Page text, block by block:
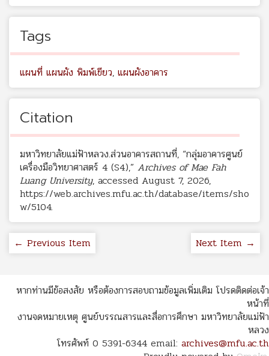
Tags
แผนที่ แผนผัง พิมพ์เขียว, แผนผังอาคาร
Citation
มหาวิทยาลัยแม่ฟ้าหลวง.ส่วนอาคารสถานที่, “กลุ่มอาคารศูนย์
เครื่องมือวิทยาศาสตร์ 4 (S4),” Archives of Mae Fah
Luang University, accessed August 7, 2026,
https://web.archives.mfu.ac.th/database/items/sho
w/5104.
← Previous Item Next Item →
หากท่านมีข้อสงสัย หรือต้องการสอบถามข้อมูลเพิ่มเติม โปรดติดต่อเจ้า
หน้าที่
งานจดหมายเหตุ ศูนย์บรรณสารและสื่อการศึกษา มหาวิทยาลัยแม่ฟ้า
หลวง
โทรศัพท์ 0 5391-6344 email: archives@mfu.ac.th